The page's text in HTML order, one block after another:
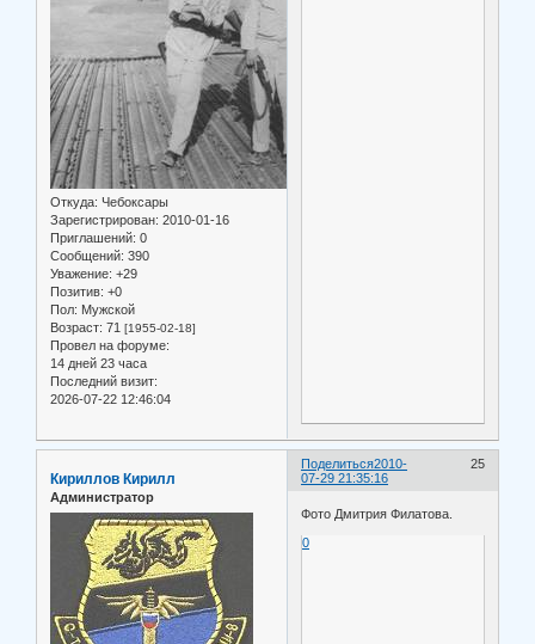
Откуда: Чебоксары
Зарегистрирован: 2010-01-16
Приглашений: 0
Сообщений: 390
Уважение: +29
Позитив: +0
Пол: Мужской
Возраст: 71 [1955-02-18]
Провел на форуме:
14 дней 23 часа
Последний визит:
2026-07-22 12:46:04
Поделиться 25
2010-
07-29 21:35:16
Кириллов Кирилл
Администратор
Фото Дмитрия Филатова.
0